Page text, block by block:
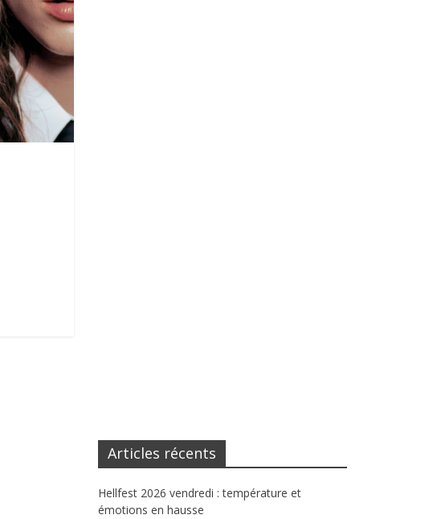
Articles récents
Hellfest 2026 vendredi : température et
émotions en hausse